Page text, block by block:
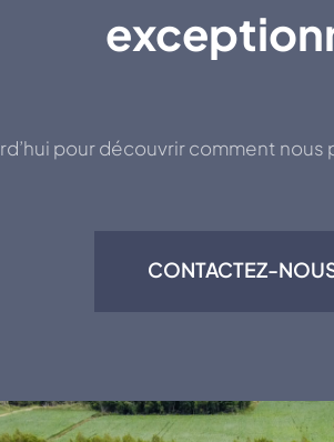
pour découvrir comment
CONTACTEZ-